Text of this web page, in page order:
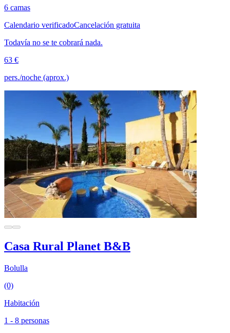
6 camas
Calendario verificadoCancelación gratuita
Todavía no se te cobrará nada.
63 €
pers./noche (aprox.)
Casa Rural Planet B&B
Bolulla
(0)
Habitación
1 - 8 personas